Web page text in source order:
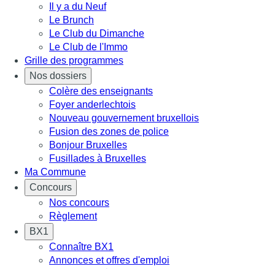
Il y a du Neuf
Le Brunch
Le Club du Dimanche
Le Club de l'Immo
Grille des programmes
Nos dossiers
Colère des enseignants
Foyer anderlechtois
Nouveau gouvernement bruxellois
Fusion des zones de police
Bonjour Bruxelles
Fusillades à Bruxelles
Ma Commune
Concours
Nos concours
Règlement
BX1
Connaître BX1
Annonces et offres d'emploi